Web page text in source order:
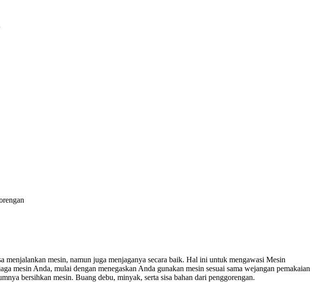
mesin, namun juga menjaganya secara baik. Hal ini untuk mengawasi Mesin
mesin Anda, mulai dengan menegaskan Anda gunakan mesin sesuai sama wejangan pemakaian
bersihkan mesin. Buang debu, minyak, serta sisa bahan dari penggorengan.